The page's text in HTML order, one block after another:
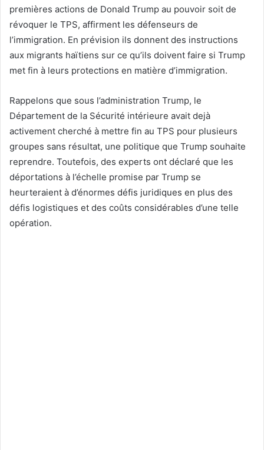
premières actions de Donald Trump au pouvoir soit de
révoquer le TPS, affirment les défenseurs de
l’immigration. En prévision ils donnent des instructions
aux migrants haïtiens sur ce qu’ils doivent faire si Trump
met fin à leurs protections en matière d’immigration.
Rappelons que sous l’administration Trump, le
Département de la Sécurité intérieure avait dejà
activement cherché à mettre fin au TPS pour plusieurs
groupes sans résultat, une politique que Trump souhaite
reprendre. Toutefois, des experts ont déclaré que les
déportations à l’échelle promise par Trump se
heurteraient à d’énormes défis juridiques en plus des
défis logistiques et des coûts considérables d’une telle
opération.